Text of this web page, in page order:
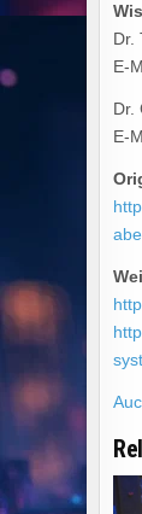
Dr.
E-
Dr.
E-